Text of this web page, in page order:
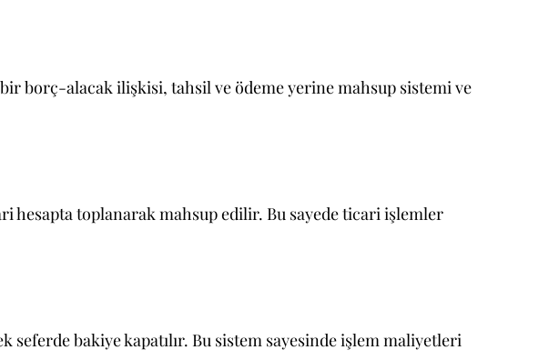
borç-alacak ilişkisi, tahsil ve ödeme yerine mahsup sistemi ve
hesapta toplanarak mahsup edilir. Bu sayede ticari işlemler
seferde bakiye kapatılır. Bu sistem sayesinde işlem maliyetleri